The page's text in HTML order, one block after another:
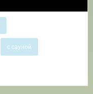
с сауной